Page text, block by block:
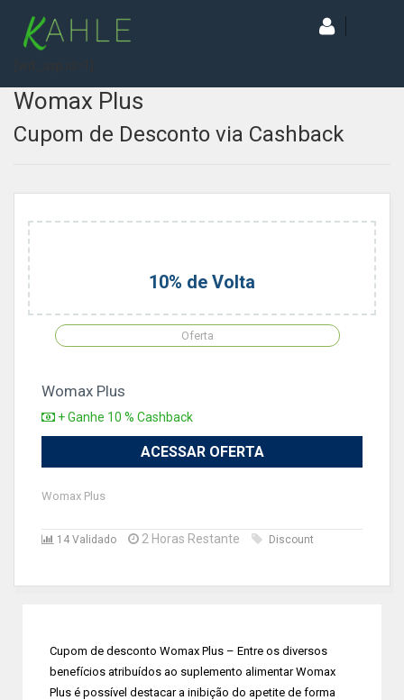
Womax Plus
Cupom de Desconto via Cashback
10% de Volta
Oferta
Womax Plus
+ Ganhe 10 % Cashback
ACESSAR OFERTA
Womax Plus
14 Validado 2 Horas Restante Discount
Cupom de desconto Womax Plus – Entre os diversos
benefícios atribuídos ao suplemento alimentar Womax
Plus é possível destacar a inibição do apetite de forma